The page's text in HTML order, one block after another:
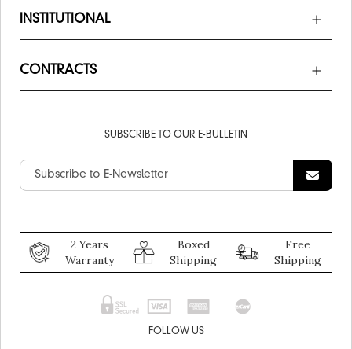
INSTITUTIONAL
CONTRACTS
SUBSCRIBE TO OUR E-BULLETIN
2 Years
Warranty
Boxed
Shipping
Free
Shipping
FOLLOW US